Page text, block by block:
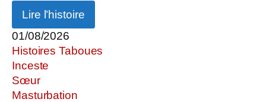
Lire l’histoire
01/08/2026
Histoires Taboues
Inceste
Sœur
Masturbation